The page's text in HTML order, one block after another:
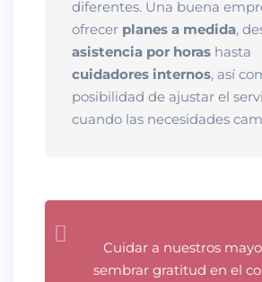
diferentes. Una buena
ofrecer planes a medida,
asistencia por horas hasta
cuidadores internos, así
posibilidad de ajustar el
cuando las necesidades
Cuidar a nuestros
sembrar gratitud en el